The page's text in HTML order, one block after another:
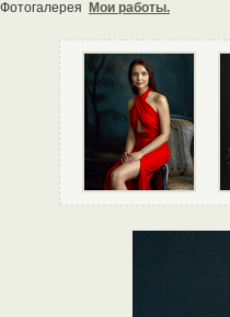
Фотогалерея Мои работы.